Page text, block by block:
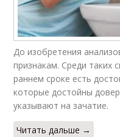
До изобретения
признакам. Среди таких
раннем сроке есть
которые достойны
указывают на зачатие.
Читать дальше →